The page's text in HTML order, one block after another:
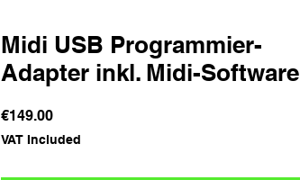
Midi USB Programmier-
Adapter inkl. Midi-Software
€149.00Price
VAT Included